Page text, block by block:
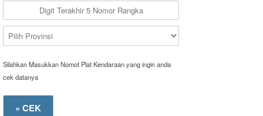
Silahkan Masukkan Nomot Plat Kendaraan yang ingin anda
cek datanya